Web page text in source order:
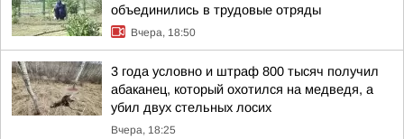
объединились в трудовые отряды
Вчера, 18:50
3 года условно и штраф 800 тысяч получил
абаканец, который охотился на медведя, а
убил двух стельных лосих
Вчера, 18:25